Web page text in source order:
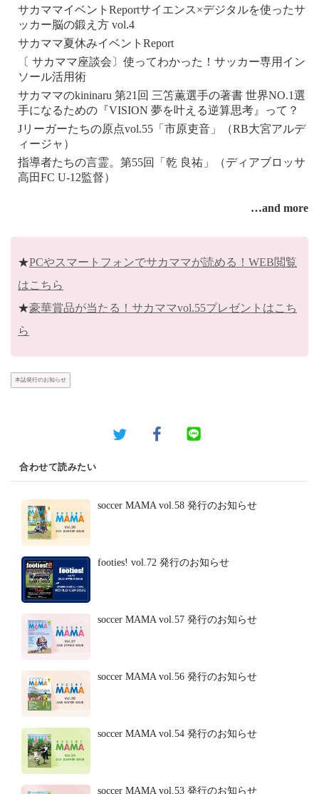
サカママイベントReportサイエンス×デジタルを使ったサ
ッカー脳の鍛え方 vol.4
サカママ夏休みイベントReport
〔 サカママ座談会〕使ってわかった！サッカー専用イン
ソール活用術
サカママのkininaru 第21回 三笘薫選手の著書 世界NO.1選
手になるための『VISION 夢を叶える逆算思考』って？
Jリーガーたちの原点vol.55「市原吏音」（RB大宮アルデ
ィージャ）
指導者たちの言霊。第55回「乾 良祐」（ディアブロッサ
高田FC U-12監督）
…and more
★PCやスマートフォンでサカママが読める！WEB閲覧
はこちら
★豪華賞品が当たる！サカママvol.55プレゼントはこち
ら
本誌発行のお知らせ
合わせて読みたい
soccer MAMA vol.58 発行のお知らせ
footies! vol.72 発行のお知らせ
soccer MAMA vol.57 発行のお知らせ
soccer MAMA vol.56 発行のお知らせ
soccer MAMA vol.54 発行のお知らせ
soccer MAMA vol.53 発行のお知らせ